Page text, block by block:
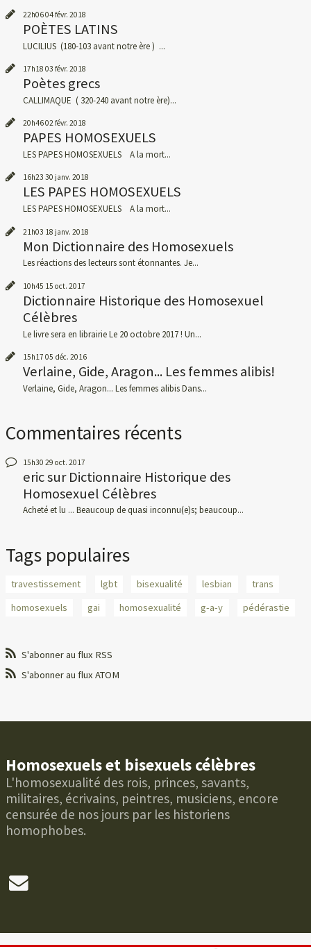
22h0604févr. 2018
POÈTES LATINS
LUCILIUS (180-103 avant notre ère ) ...
17h18 03 févr. 2018
Poètes grecs
CALLIMAQUE ( 320-240 avant notre ère)...
20h4602févr. 2018
PAPES HOMOSEXUELS
LES PAPES HOMOSEXUELS A la mort...
16h23 30 janv. 2018
LES PAPES HOMOSEXUELS
LES PAPES HOMOSEXUELS A la mort...
21h03 18 janv. 2018
Mon Dictionnaire des Homosexuels
Les réactions des lecteurs sont étonnantes. Je...
10h45 15 oct. 2017
Dictionnaire Historique des Homosexuel
Célèbres
Le livre sera en librairie Le 20 octobre 2017 ! Un...
15h17 05 déc. 2016
Verlaine, Gide, Aragon... Les femmes alibis!
Verlaine, Gide, Aragon... Les femmes alibis Dans...
Commentaires récents
15h30 29 oct. 2017
ericsurDictionnaire Historique des
Homosexuel Célèbres
Acheté et lu ... Beaucoup de quasi inconnu(e)s; beaucoup...
Tags populaires
travestissement lgbt bisexualité lesbian
trans
homosexuels
gai homosexualité g-a-y pédérastie
S'abonner au flux RSS
S'abonner au flux ATOM
Homosexuels et bisexuels célèbres
L'homosexualité des rois, princes, savants,
militaires, écrivains, peintres, musiciens, encore
censurée de nos jours par les historiens
homophobes.